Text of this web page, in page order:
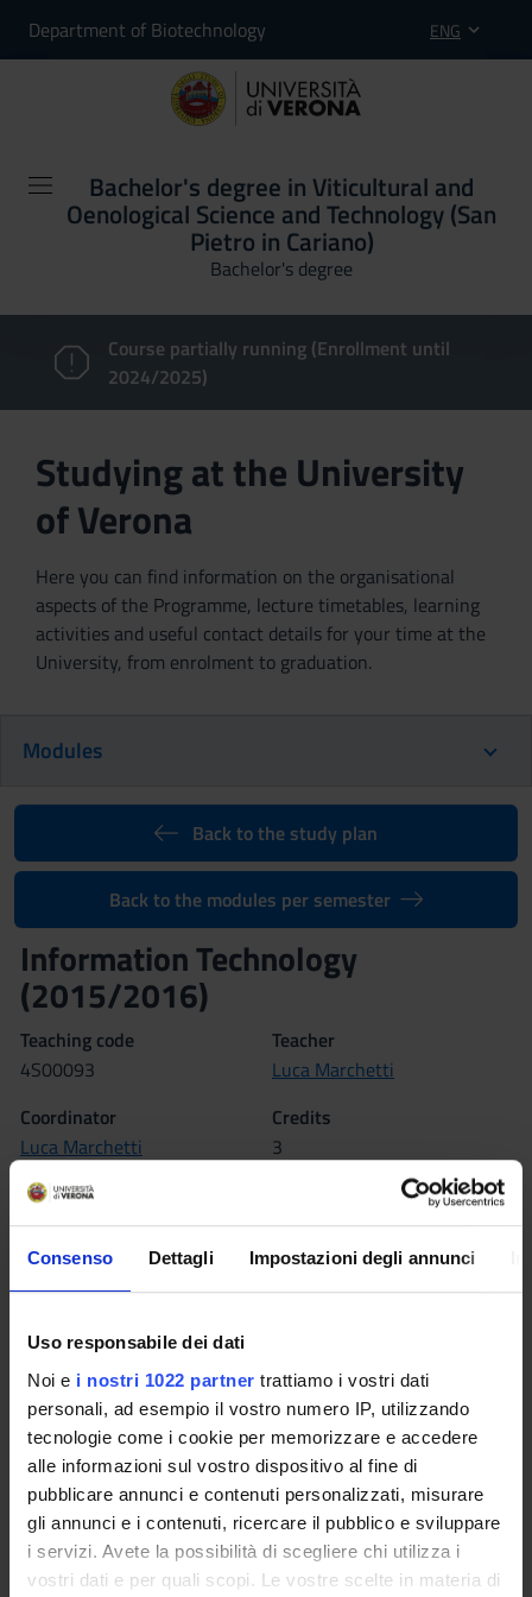
Consenso Dettagli Impostazioni degli annunci
Uso responsabile dei dati
Noi e i nostri 1022 partner trattiamo i vostri dati
personali, ad esempio il vostro numero IP, utilizzando
tecnologie come i cookie per memorizzare e accedere
alle informazioni sul vostro dispositivo al fine di
pubblicare annunci e contenuti personalizzati, misurare
gli annunci e i contenuti, ricercare il pubblico e sviluppare
i servizi. Avete la possibilità di scegliere chi utilizza i
vostri dati e per quali scopi. Le vostre scelte in materia di
Department of Biotechnology ENG
Bachelor's degree in Viticultural and
Oenological Science and Technology (San
Pietro in Cariano)
Bachelor's degree
Course partially running (Enrollment until
2024/2025)
Studying at the University
of Verona
Here you can find information on the organisational
aspects of the Programme, lecture timetables, learning
activities and useful contact details for your time at the
University, from enrolment to graduation.
Modules
Back to the study plan
Back to the modules per semester
Information Technology
(2015/2016)
Teaching code
4S00093
Teacher
Luca Marchetti
Coordinator
Luca Marchetti
Credits
3
Language
Italian
Scientific Disciplinary Sector (SSD)
INF/01 - INFORMATICS
Period
II semestre dal Mar 1, 2016 al Jun 10, 2016.
Seminars 0
Learning outcomes
Starting from a general introduction, the course will provide
basic concepts of computer science and scientific calculus in